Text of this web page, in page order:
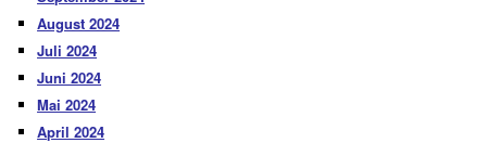
August 2024
Juli 2024
Juni 2024
Mai 2024
April 2024